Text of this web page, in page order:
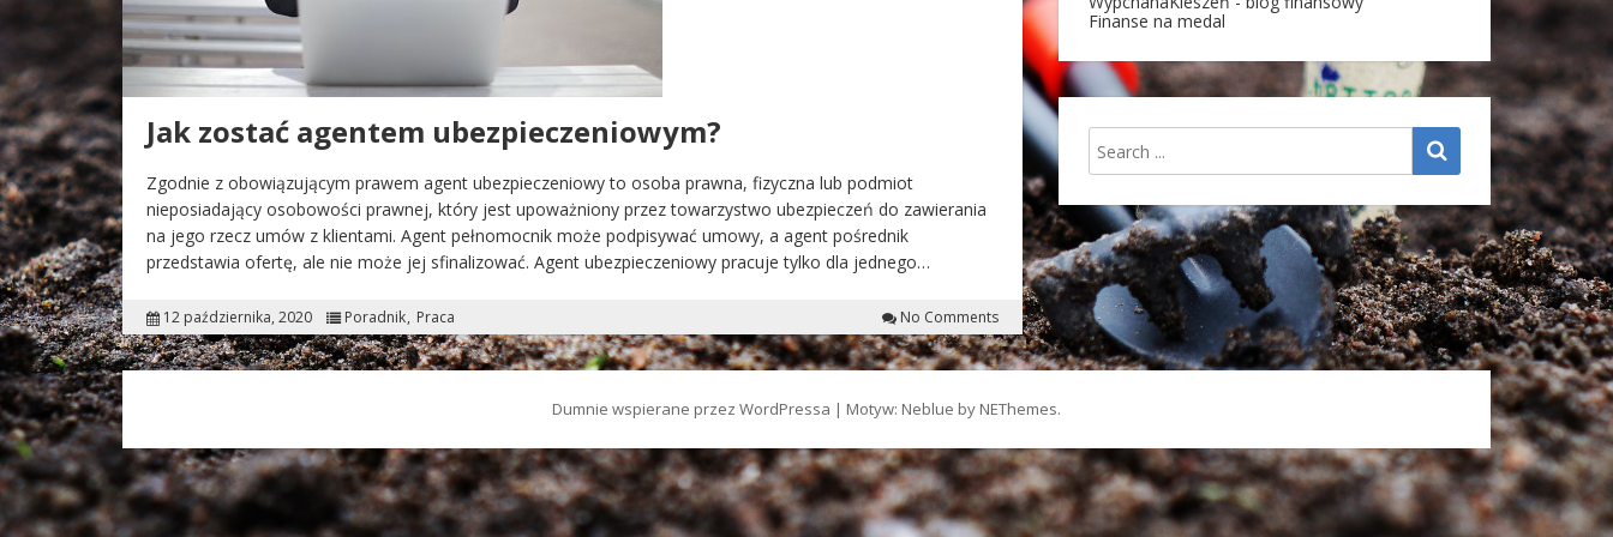
Jak zostać agentem ubezpieczeniowym?
Zgodnie z obowiązującym prawem agent ubezpieczeniowy to osoba prawna, fizyczna lub podmiot
nieposiadający osobowości prawnej, który jest upoważniony przez towarzystwo ubezpieczeń do zawierania
na jego rzecz umów z klientami. Agent pełnomocnik może podpisywać umowy, a agent pośrednik
przedstawia ofertę, ale nie może jej sfinalizować. Agent ubezpieczeniowy pracuje tylko dla jednego…
12 października, 2020 Poradnik Praca No Comments
Finanse na medal
Dumnie wspierane przez WordPressa | Motyw: Neblue by NEThemes.